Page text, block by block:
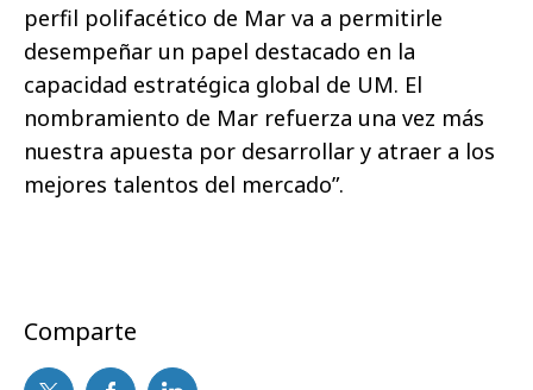
perfil polifacético de Mar va a permitirle
desempeñar un papel destacado en la
capacidad estratégica global de UM. El
nombramiento de Mar refuerza una vez más
nuestra apuesta por desarrollar y atraer a los
mejores talentos del mercado”.
Comparte